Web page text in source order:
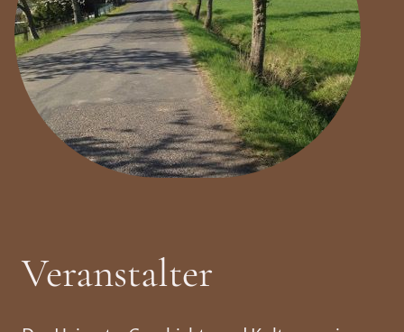
Veranstalter